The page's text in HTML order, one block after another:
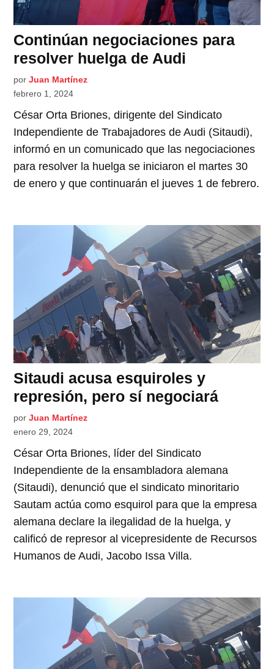
Continúan negociaciones para
resolver huelga de Audi
por Juan Martínez
febrero 1, 2024
César Orta Briones, dirigente del Sindicato
Independiente de Trabajadores de Audi (Sitaudi),
informó en un comunicado que las negociaciones
para resolver la huelga se iniciaron el martes 30
de enero y que continuarán el jueves 1 de febrero.
Sitaudi acusa esquiroles y
represión, pero sí negociará
por Juan Martínez
enero 29, 2024
César Orta Briones, líder del Sindicato
Independiente de la ensambladora alemana
(Sitaudi), denunció que el sindicato minoritario
Sautam actúa como esquirol para que la empresa
alemana declare la ilegalidad de la huelga, y
calificó de represor al vicepresidente de Recursos
Humanos de Audi, Jacobo Issa Villa.